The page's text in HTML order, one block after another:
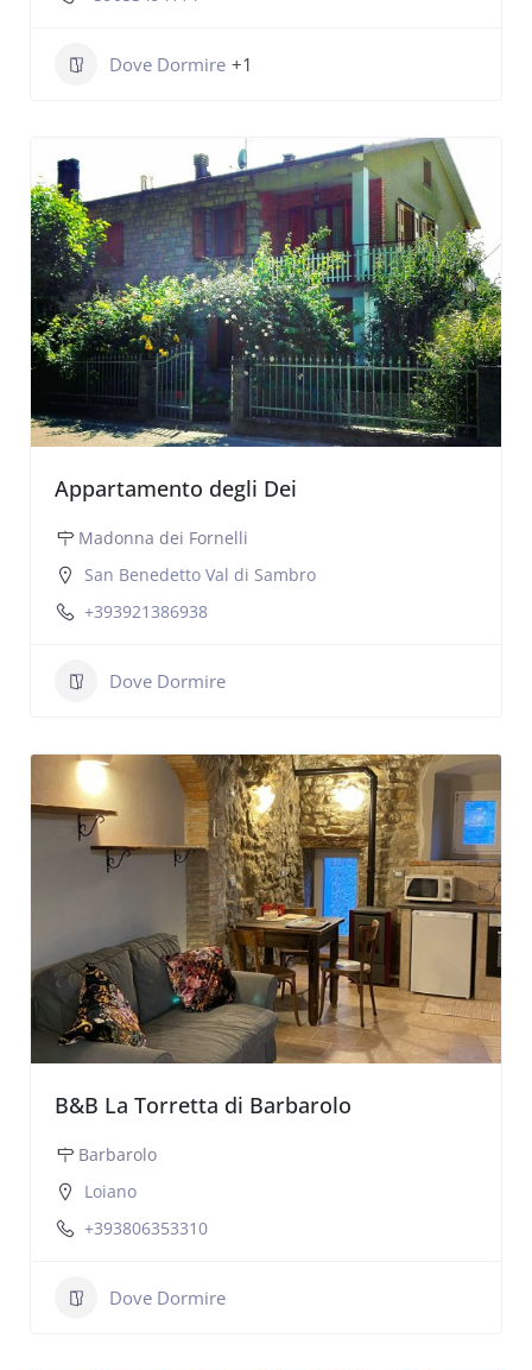
Dove Dormire +1
Appartamento degli Dei
Madonna dei Fornelli
San Benedetto Val di Sambro
+393921386938
Dove Dormire
B&B La Torretta di Barbarolo
Barbarolo
Loiano
+393806353310
Dove Dormire